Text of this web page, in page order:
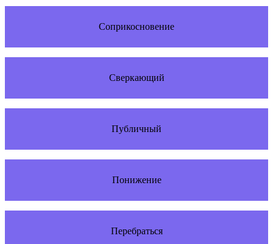
Соприкосновение
Сверкающий
Публичный
Понижение
Перебраться